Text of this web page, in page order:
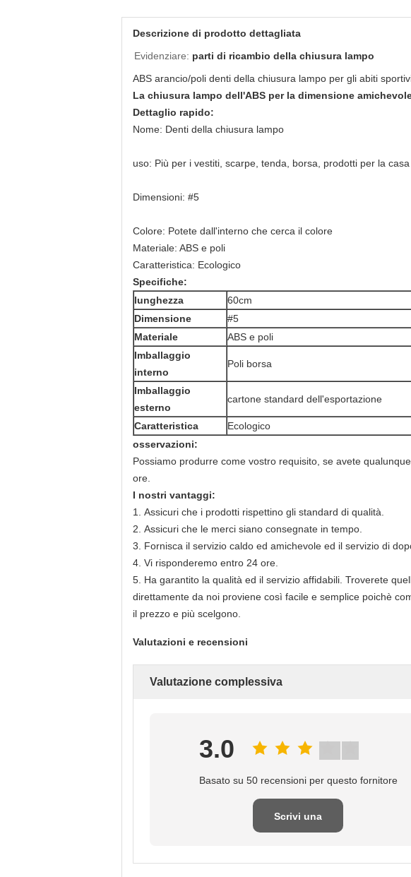
Descrizione di prodotto dettagliata
Evidenziare: parti di ricambio della chiusura lampo
ABS arancio/poli denti della chiusura lampo per gli abiti
La chiusura lampo dell'ABS per la dimensione
Dettaglio rapido:
Nome: Denti della chiusura lampo
uso: Più per i vestiti, scarpe, tenda, borsa, prodotti per la casa
Dimensioni: #5
Colore: Potete dall'interno che cerca il colore
Materiale: ABS e poli
Caratteristica: Ecologico
Specifiche:
lunghezza
60cm
Dimensione
#5
Materiale
ABS e poli
Imballaggio
interno
Poli borsa
Imballaggio
esterno
cartone standard dell'esportazione
Caratteristica
Ecologico
osservazioni:
Possiamo produrre come vostro requisito, se avete
ore.
I nostri vantaggi:
1. Assicuri che i prodotti rispettino gli standard di qualità.
2. Assicuri che le merci siano consegnate in tempo.
3. Fornisca il servizio caldo ed amichevole ed il servizio di
4. Vi risponderemo entro 24 ore.
5. Ha garantito la qualità ed il servizio affidabili. Troverete
direttamente da noi proviene così facile e semplice poichè
il prezzo e più scelgono.
Valutazioni e recensioni
Valutazione complessiva
3.0
Basato su 50 recensioni per questo fornitore
Scrivi una